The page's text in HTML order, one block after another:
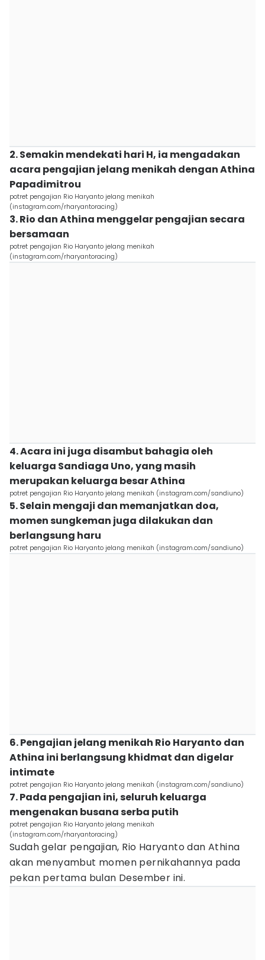
2. Semakin mendekati hari H, ia mengadakan
acara pengajian jelang menikah dengan Athina
Papadimitrou
potret pengajian Rio Haryanto jelang menikah
(instagram.com/rharyantoracing)
3. Rio dan Athina menggelar pengajian secara
bersamaan
potret pengajian Rio Haryanto jelang menikah
(instagram.com/rharyantoracing)
4. Acara ini juga disambut bahagia oleh
keluarga Sandiaga Uno, yang masih
merupakan keluarga besar Athina
potret pengajian Rio Haryanto jelang menikah (instagram.com/sandiuno)
5. Selain mengaji dan memanjatkan doa,
momen sungkeman juga dilakukan dan
berlangsung haru
potret pengajian Rio Haryanto jelang menikah (instagram.com/sandiuno)
6. Pengajian jelang menikah Rio Haryanto dan
Athina ini berlangsung khidmat dan digelar
intimate
potret pengajian Rio Haryanto jelang menikah (instagram.com/sandiuno)
7. Pada pengajian ini, seluruh keluarga
mengenakan busana serba putih
potret pengajian Rio Haryanto jelang menikah
(instagram.com/rharyantoracing)
Sudah gelar pengajian, Rio Haryanto dan Athina
akan menyambut momen pernikahannya pada
pekan pertama bulan Desember ini.